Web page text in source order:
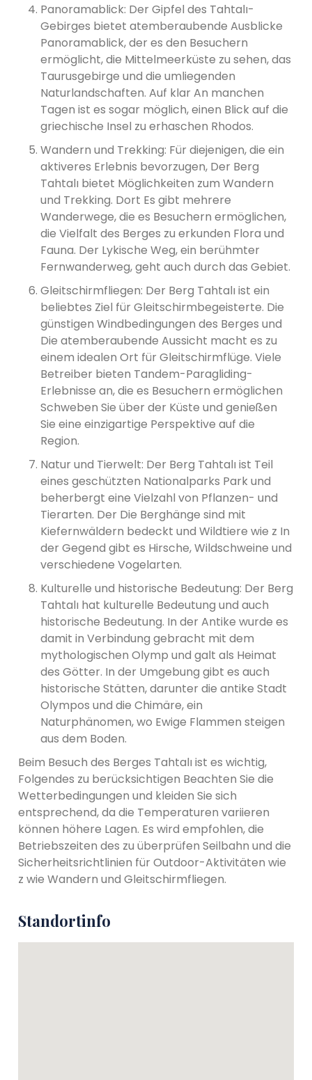
Panoramablick: Der Gipfel des Tahtalı-
Gebirges bietet atemberaubende Ausblicke
Panoramablick, der es den Besuchern
ermöglicht, die Mittelmeerküste zu sehen, das
Taurusgebirge und die umliegenden
Naturlandschaften. Auf klar An manchen
Tagen ist es sogar möglich, einen Blick auf die
griechische Insel zu erhaschen Rhodos.
Wandern und Trekking: Für diejenigen, die ein
aktiveres Erlebnis bevorzugen, Der Berg
Tahtalı bietet Möglichkeiten zum Wandern
und Trekking. Dort Es gibt mehrere
Wanderwege, die es Besuchern ermöglichen,
die Vielfalt des Berges zu erkunden Flora und
Fauna. Der Lykische Weg, ein berühmter
Fernwanderweg, geht auch durch das Gebiet.
Gleitschirmfliegen: Der Berg Tahtalı ist ein
beliebtes Ziel für Gleitschirmbegeisterte. Die
günstigen Windbedingungen des Berges und
Die atemberaubende Aussicht macht es zu
einem idealen Ort für Gleitschirmflüge. Viele
Betreiber bieten Tandem-Paragliding-
Erlebnisse an, die es Besuchern ermöglichen
Schweben Sie über der Küste und genießen
Sie eine einzigartige Perspektive auf die
Region.
Natur und Tierwelt: Der Berg Tahtalı ist Teil
eines geschützten Nationalparks Park und
beherbergt eine Vielzahl von Pflanzen- und
Tierarten. Der Die Berghänge sind mit
Kiefernwäldern bedeckt und Wildtiere wie z In
der Gegend gibt es Hirsche, Wildschweine und
verschiedene Vogelarten.
Kulturelle und historische Bedeutung: Der Berg
Tahtalı hat kulturelle Bedeutung und auch
historische Bedeutung. In der Antike wurde es
damit in Verbindung gebracht mit dem
mythologischen Olymp und galt als Heimat
des Götter. In der Umgebung gibt es auch
historische Stätten, darunter die antike Stadt
Olympos und die Chimäre, ein
Naturphänomen, wo Ewige Flammen steigen
aus dem Boden.
Beim Besuch des Berges Tahtalı ist es wichtig,
Folgendes zu berücksichtigen Beachten Sie die
Wetterbedingungen und kleiden Sie sich
entsprechend, da die Temperaturen variieren
können höhere Lagen. Es wird empfohlen, die
Betriebszeiten des zu überprüfen Seilbahn und die
Sicherheitsrichtlinien für Outdoor-Aktivitäten wie
z wie Wandern und Gleitschirmfliegen.
Standortinfo